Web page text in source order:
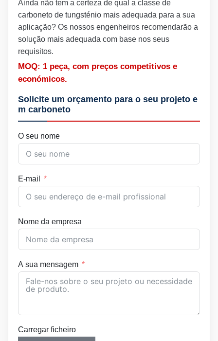
Ainda não tem a certeza de qual a classe de
carboneto de tungsténio mais adequada para a sua
aplicação? Os nossos engenheiros recomendarão a
solução mais adequada com base nos seus
requisitos.
MOQ: 1 peça, com preços competitivos e
económicos.
Solicite um orçamento para o seu projeto e
m carboneto
O seu nome
E-mail
Nome da empresa
A sua mensagem
Carregar ficheiro